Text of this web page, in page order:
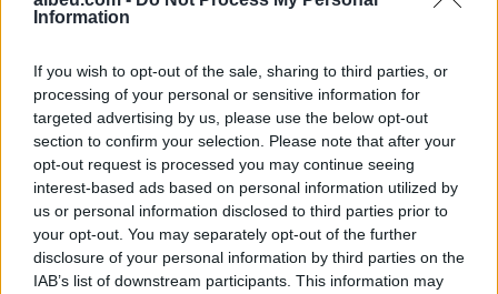
Information
If you wish to opt-out of the sale, sharing to third parties, or
processing of your personal or sensitive information for
targeted advertising by us, please use the below opt-out
section to confirm your selection. Please note that after your
opt-out request is processed you may continue seeing
interest-based ads based on personal information utilized by
us or personal information disclosed to third parties prior to
your opt-out. You may separately opt-out of the further
disclosure of your personal information by third parties on the
IAB’s list of downstream participants. This information may
Tags:
protesta , Sali Berisha